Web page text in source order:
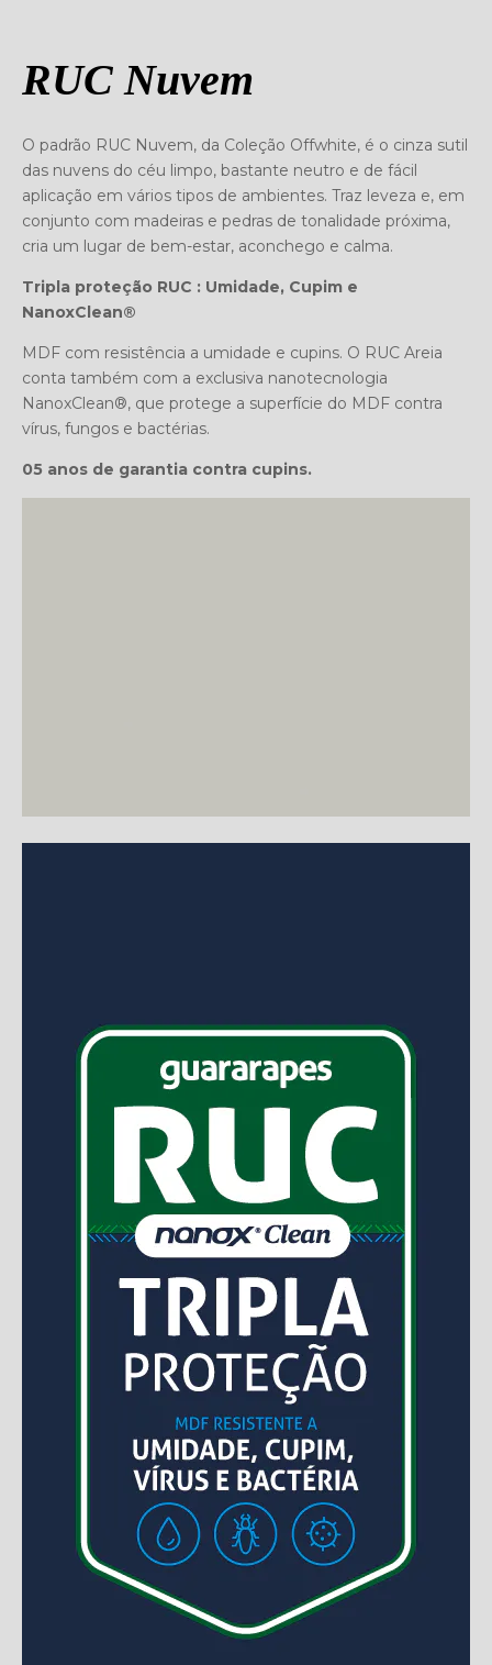
RUC Nuvem
O padrão RUC Nuvem, da Coleção Offwhite, é o cinza sutil
das nuvens do céu limpo, bastante neutro e de fácil
aplicação em vários tipos de ambientes. Traz leveza e, em
conjunto com madeiras e pedras de tonalidade próxima,
cria um lugar de bem-estar, aconchego e calma.
Tripla proteção RUC : Umidade, Cupim e
NanoxClean®
MDF com resistência a umidade e cupins. O RUC Areia
conta também com a exclusiva nanotecnologia
NanoxClean®, que protege a superfície do MDF contra
vírus, fungos e bactérias.
05 anos de garantia contra cupins.